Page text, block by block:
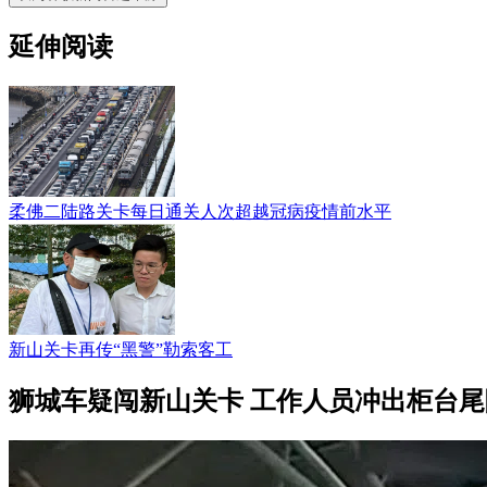
延伸阅读
柔佛二陆路关卡每日通关人次超越冠病疫情前水平
新山关卡再传“黑警”勒索客工
狮城车疑闯新山关卡 工作人员冲出柜台